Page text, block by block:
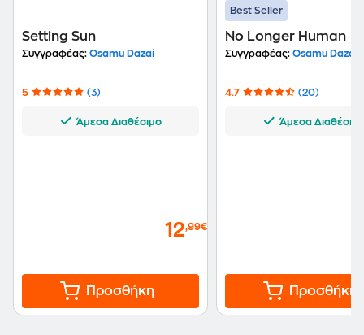
Setting Sun
Συγγραφέας: Osamu Dazai
5 (3)
Άμεσα Διαθέσιμο
12,99€
Προσθήκη
Best Seller
No Longer Human
Συγγραφέας: Osamu Dazai
4.7 (20)
Άμεσα Διαθέσιμο
Προσθήκη